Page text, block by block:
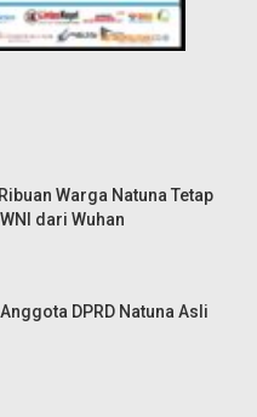
Warga Natuna Tetap
dari Wuhan
DPRD Natuna Asli